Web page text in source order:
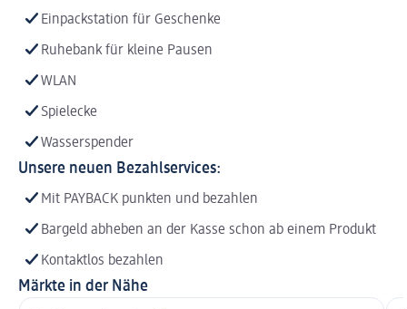
Einpackstation für Geschenke
Ruhebank für kleine Pausen
WLAN
Spielecke
Wasserspender
Unsere neuen Bezahlservices:
Mit PAYBACK punkten und bezahlen
Bargeld abheben an der Kasse schon ab einem Produkt
Kontaktlos bezahlen
Märkte in der Nähe